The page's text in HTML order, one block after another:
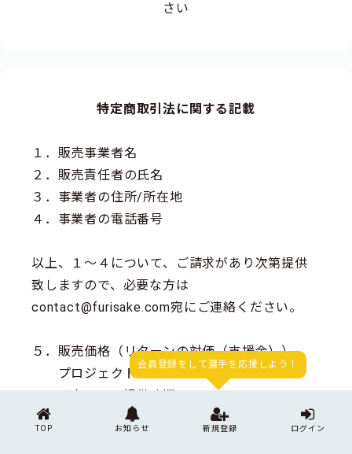
さい
特定商取引法に関する記載
１．販売事業者名
２．販売責任者の氏名
３．事業者の住所/所在地
４．事業者の電話番号
以上、１～４について、ご請求があり次第提供
致しますので、必要な方は
contact@furisake.com宛にご連絡ください。
５．販売価格（リターンの対価（支援金））
プロジェクトページに記載の通り
プロジェクトページに記載の通り。
TOP お知らせ
会員登録をして選手を応援しよう！
新規登録 ログイン